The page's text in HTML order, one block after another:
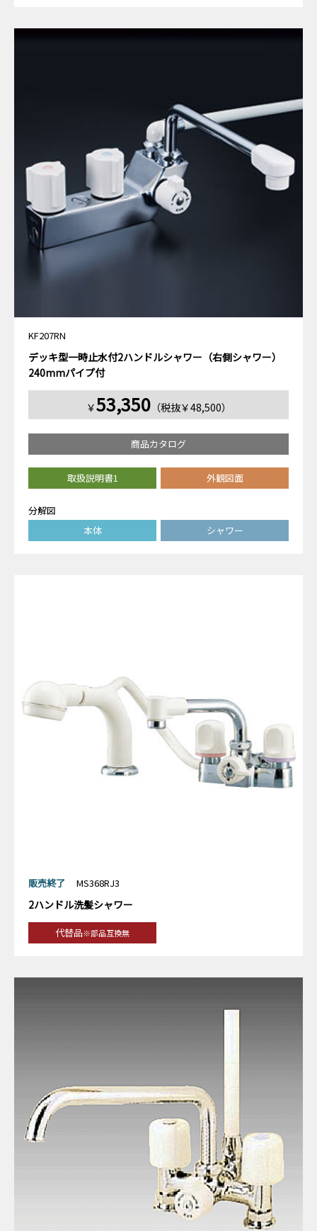
KF207RN
デッキ型一時止水付2ハンドルシャワー（右側シャワー）
240mmパイプ付
￥53,350（税抜￥48,500）
商品カタログ
取扱説明書1 外観図面
分解図
本体
シャワー
販売終了 MS368RJ3
2ハンドル洗髪シャワー
代替品※部品互換無